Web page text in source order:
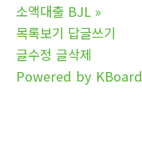
소액대출 BJL »
목록보기 답글쓰기
글수정 글삭제
Powered by KBoard